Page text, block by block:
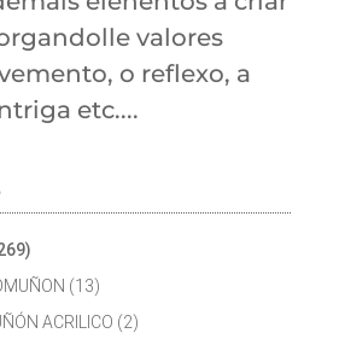
valores
o reflexo, a
etc....
(13)
ACRILICO (2)